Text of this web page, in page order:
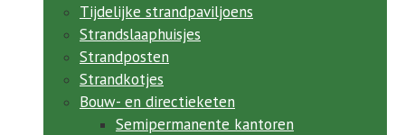
Tijdelijke strandpaviljoens
Strandslaaphuisjes
Strandposten
Strandkotjes
Bouw- en directieketen
Semipermanente kantoren